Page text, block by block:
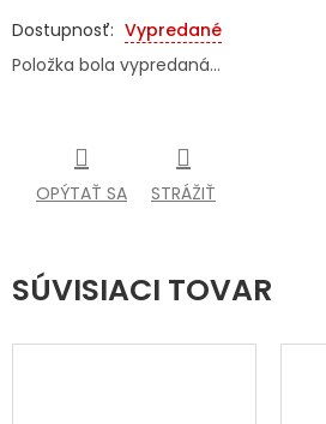
SENIORI
ZNAČKY
cena:
Vypredané
Položka bola vypredaná…
OPÝTAŤ SA STRÁŽIŤ
SÚVISIACI TOVAR